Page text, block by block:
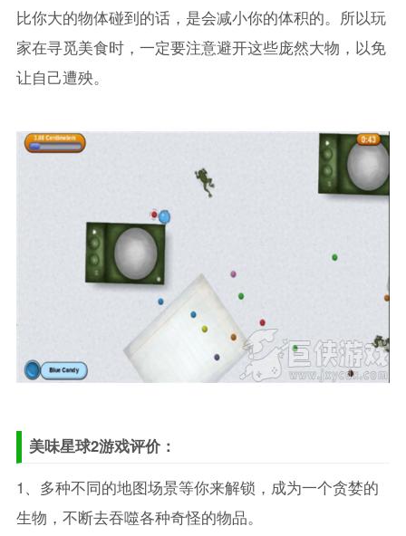
比你大的物体碰到的话，是会减小你的体积的。所以玩
家在寻觅美食时，一定要注意避开这些庞然大物，以免
让自己遭殃。
美味星球2游戏评价：
1、多种不同的地图场景等你来解锁，成为一个贪婪的
生物，不断去吞噬各种奇怪的物品。